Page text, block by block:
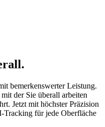
bemerkenswerter Leistung.
der Sie überall arbeiten
Jetzt mit höchster Präzision
für jede Oberfläche